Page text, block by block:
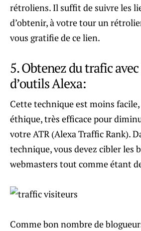
rétroliens. Il suffit de suivre les
d’obtenir, à votre tour un
vous gratifie de ce lien.
5. Obtenez du trafic
d’outils Alexa:
Cette technique est moins
éthique, très efficace pour
votre ATR (Alexa Traffic Rank).
technique, vous devez cibler les
webmasters tout comme étant
Comme bon nombre de